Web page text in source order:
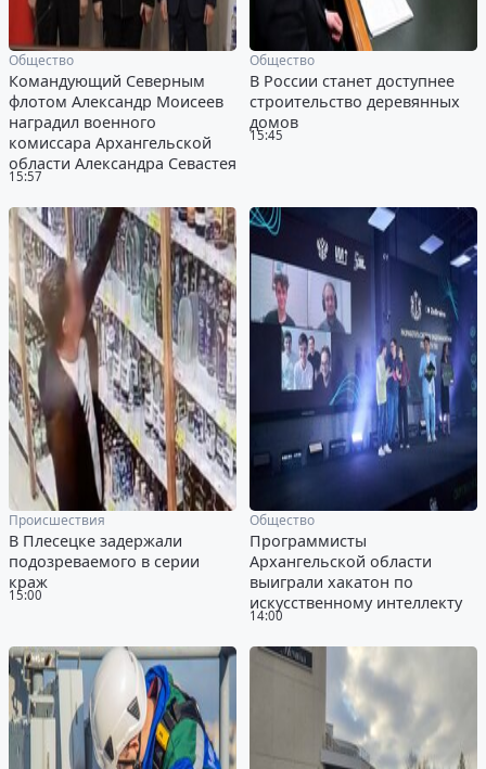
15:57
Общество
Командующий Северным
флотом Александр Моисеев
наградил военного
комиссара Архангельской
области Александра Севастея
15:45
Общество
В России станет доступнее
строительство деревянных
домов
15:00
Происшествия
В Плесецке задержали
подозреваемого в серии
краж
14:00
Общество
Программисты
Архангельской области
выиграли хакатон по
искусственному интеллекту